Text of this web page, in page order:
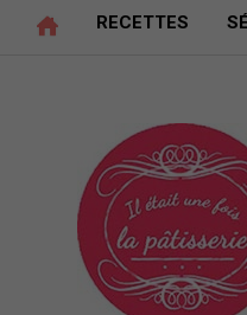
RECETTES